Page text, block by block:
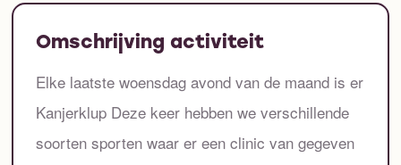
Omschrijving activiteit
Elke laatste woensdag avond van de maand is er
Kanjerklup Deze keer hebben we verschillende
soorten sporten waar er een clinic van gegeven